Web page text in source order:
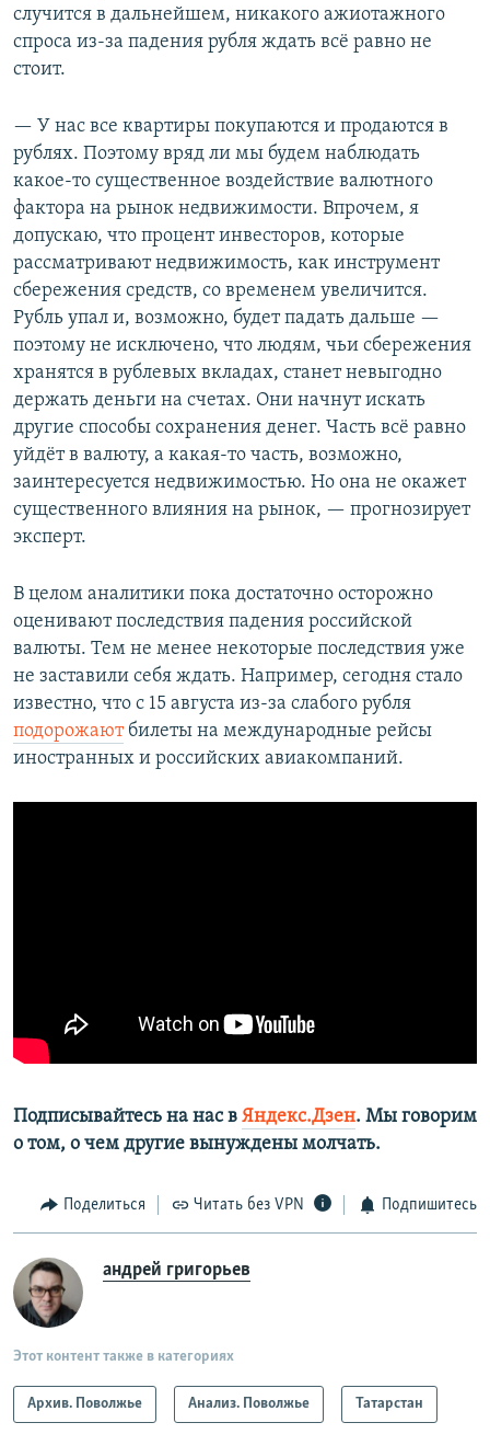
случится в дальнейшем, никакого ажиотажного
спроса из-за падения рубля ждать всё равно не
стоит.
— У нас все квартиры покупаются и продаются в
рублях. Поэтому вряд ли мы будем наблюдать
какое-то существенное воздействие валютного
фактора на рынок недвижимости. Впрочем, я
допускаю, что процент инвесторов, которые
рассматривают недвижимость, как инструмент
сбережения средств, со временем увеличится.
Рубль упал и, возможно, будет падать дальше —
поэтому не исключено, что людям, чьи сбережения
хранятся в рублевых вкладах, станет невыгодно
держать деньги на счетах. Они начнут искать
другие способы сохранения денег. Часть всё равно
уйдёт в валюту, а какая-то часть, возможно,
заинтересуется недвижимостью. Но она не окажет
существенного влияния на рынок, — прогнозирует
эксперт.
В целом аналитики пока достаточно осторожно
оценивают последствия падения российской
валюты. Тем не менее некоторые последствия уже
не заставили себя ждать. Например, сегодня стало
известно, что с 15 августа из-за слабого рубля
подорожаютбилеты на международные рейсы
иностранных и российских авиакомпаний.
Подписывайтесь на нас в Яндекс.Дзен. Мы говорим
о том, о чем другие вынуждены молчать.
Поделиться Читать без VPN Подпишитесь
андрей григорьев
Этот контент также в категориях
Архив. Поволжье Анализ. Поволжье Татарстан